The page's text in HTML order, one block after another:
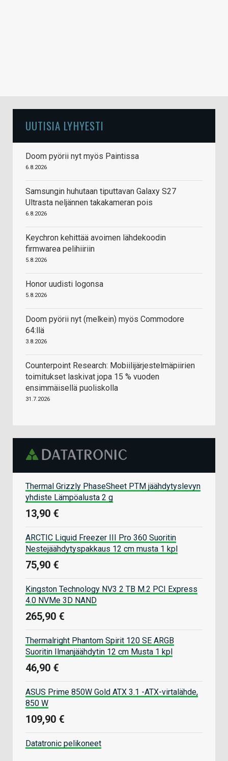
UUTISIA LYHYESTI
Doom pyörii nyt myös Paintissa
6.8.2026
Samsungin huhutaan tiputtavan Galaxy S27
Ultrasta neljännen takakameran pois
6.8.2026
Keychron kehittää avoimen lähdekoodin
firmwarea pelihiiriin
5.8.2026
Honor uudisti logonsa
5.8.2026
Doom pyörii nyt (melkein) myös Commodore
64:llä
3.8.2026
Counterpoint Research: Mobiilijärjestelmäpiirien
toimitukset laskivat jopa 15 % vuoden
ensimmäisellä puoliskolla
31.7.2026
Thermal Grizzly PhaseSheet PTM jäähdytyslevyn
yhdiste Lämpöalusta 2 g
13,90 €
ARCTIC Liquid Freezer III Pro 360 Suoritin
Nestejäähdytyspakkaus 12 cm musta 1 kpl
75,90 €
Kingston Technology NV3 2 TB M.2 PCI Express
4.0 NVMe 3D NAND
265,90 €
Thermalright Phantom Spirit 120 SE ARGB
Suoritin Ilmanjäähdytin 12 cm Musta 1 kpl
46,90 €
ASUS Prime 850W Gold ATX 3.1 -ATX-virtalähde,
850 W
109,90 €
Datatronic pelikoneet